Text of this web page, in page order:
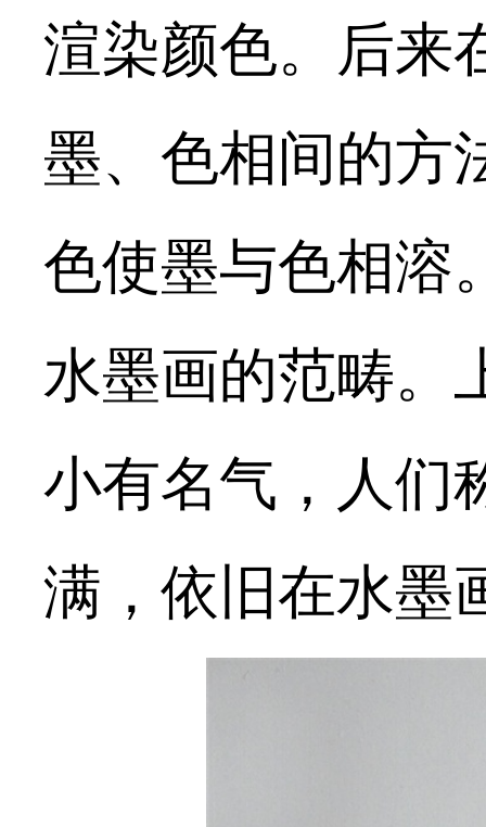
渲染颜色。后来
墨、色相间的方
色使墨与色相溶
水墨画的范畴。
小有名气，人们
满，依旧在水墨